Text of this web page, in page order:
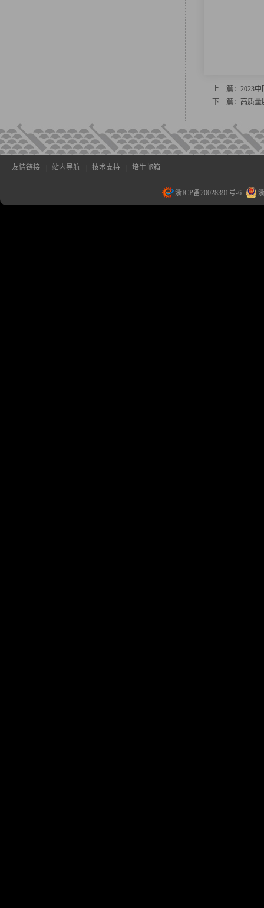
上一篇： 2023
下一篇： 高质量
友情链接 站内导航 技术支持 培生邮箱
浙ICP备20028391号-6